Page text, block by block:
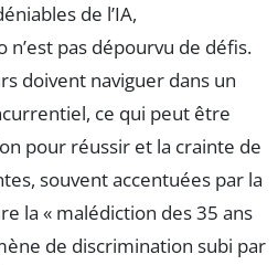
de l’IA,
n’est pas dépourvu de défis.
doivent naviguer dans un
ce qui peut être
pour réussir et la crainte de
souvent accentuées par la
la « malédiction des 35 ans
de discrimination subi par